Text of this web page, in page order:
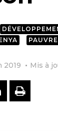
2019
Mis à